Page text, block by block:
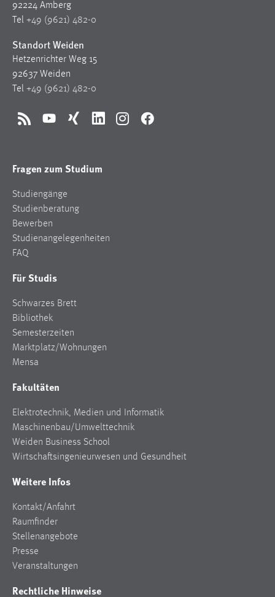
92224 Amberg
Tel +49 (9621) 482-0
Standort Weiden
Hetzenrichter Weg 15
92637 Weiden
Tel +49 (9621) 482-0
RSS YouTubeXing LinkedInInstagramFacebook
Fragen zum Studium
Studiengänge
Studienberatung
Bewerben
Studienangelegenheiten
FAQ
Für Studis
Schwarzes Brett
Bibliothek
Semesterzeiten
Marktplatz/Wohnungen
Mensa
Fakultäten
Elektrotechnik, Medien und Informatik
Maschinenbau/Umwelttechnik
Weiden Business School
Wirtschaftsingenieurwesen und Gesundheit
Weitere Infos
Kontakt/Anfahrt
Raumfinder
Stellenangebote
Presse
Veranstaltungen
Rechtliche Hinweise